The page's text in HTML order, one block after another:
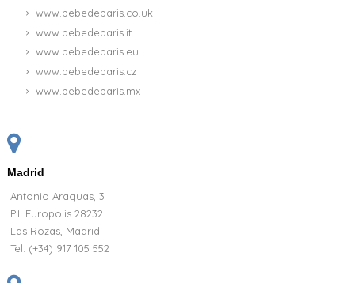
www.bebedeparis.co.uk
www.bebedeparis.it
www.bebedeparis.eu
www.bebedeparis.cz
www.bebedeparis.mx
Madrid
Antonio Araguas, 3
P.I. Europolis 28232
Las Rozas, Madrid
Tel: (+34) 917 105 552